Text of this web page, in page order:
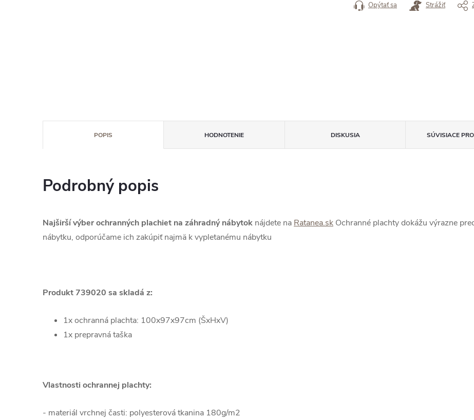
Opýtať sa Strážiť
POPIS HODNOTENIE DISKUSIA SÚVISIACE
Podrobný popis
Najširší výber ochranných plachiet na záhradný nábytok nájdete na Ratanea.sk Ochranné plachty dokážu výrazne
nábytku, odporúčame ich zakúpiť najmä k vypletanému nábytku
Produkt 739020 sa skladá z:
1x ochranná plachta: 100x97x97cm (ŠxHxV)
1x prepravná taška
Vlastnosti ochrannej plachty:
- materiál vrchnej časti: polyesterová tkanina 180g/m2